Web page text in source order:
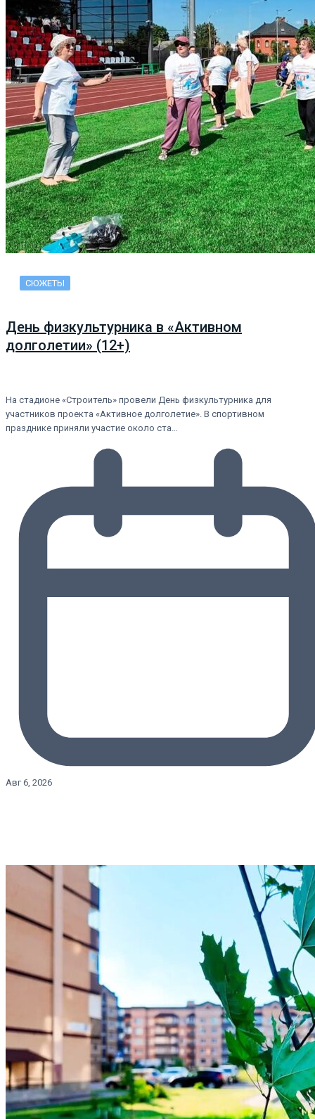
СЮЖЕТЫ
День физкультурника в «Активном
долголетии» (12+)
На стадионе «Строитель» провели День физкультурника для
участников проекта «Активное долголетие». В спортивном
празднике приняли участие около ста…
Авг 6, 2026